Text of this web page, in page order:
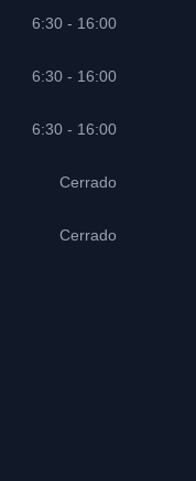
6:30 - 16:00
6:30 - 16:00
6:30 - 16:00
Cerrado
Cerrado